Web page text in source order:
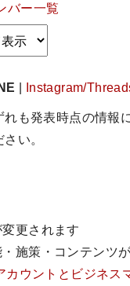
バー一覧
Instagram/
も発表時点の情報
い。
更されます
施策・コンテンツ
カウントとビジネス